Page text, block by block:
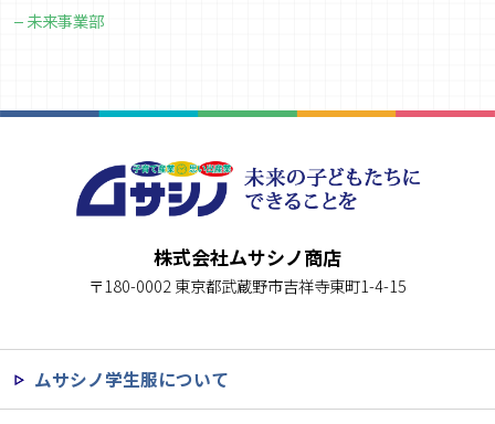
未来事業部
株式会社ムサシノ商店
〒180-0002 東京都武蔵野市吉祥寺東町1-4-15
ムサシノ学生服について